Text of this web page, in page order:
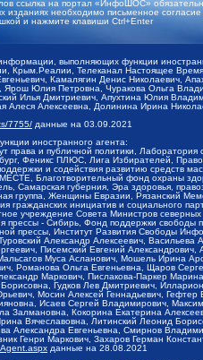
ссылка на портал «ИнфоШОС»
изданиях необходимо письменное
и нажмите клавиши Ctrl+Enter
выполняющих функции
Крым.Реалии, Телеканал Настоящее
Камалягин Денис Николаевич,
Ярош Юлия Петровна, Чуракова Ольга
Илья Дмитриевич, Апухтина Юлия
Алеся Алексеевна, Долинина Ирина
7755/ данные на 03.09.2021
иностранного агента:
права и публичной политики,
Феникс ПЛЮС, Лига Избирателей,
и содействия развитию средств
Благотворительный фонд охраны
Самарская губерния, Эра здоровья,
группа, Женщины Евразии, Рязанский
гражданских инициатив и социального
Совета Министров северных
прессы - Сибирь, Фонд поддержки
прессы, Институт Развития Свободы
Александр Алексеевич,
Писемский Евгений
Муса Асланович, Мошель Ирина
Романова Ольга Евгеньевна, Щаров
Маркович, Пислакова-Паркер
Гудков Лев Дмитриевич,
Мосин Алексей Геннадьевич,
Исаев Сергей Владимирович,
Залмановна, Кокорина Екатерина
Вячеславовна, Литинский Леонид
Александра Евгеньевна, Смирнов
Генри Маркович, Захаров Герман
данные на 28.08.2021